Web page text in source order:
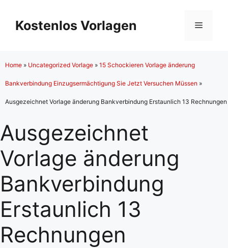
Inhalt
springen
Kostenlos Vorlagen Menü
Home » Uncategorized Vorlage » 15 Schockieren Vorlage änderung
Bankverbindung Einzugsermächtigung Sie Jetzt Versuchen Müssen »
Ausgezeichnet Vorlage änderung Bankverbindung Erstaunlich 13 Rechnungen
Ausgezeichnet
Vorlage änderung
Bankverbindung
Erstaunlich 13
Rechnungen